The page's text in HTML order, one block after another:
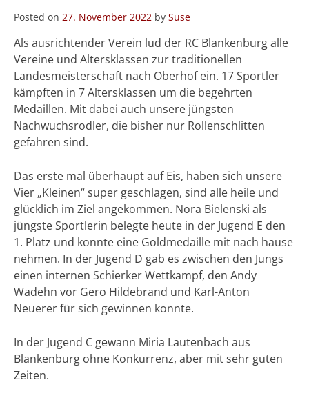
Posted on 27. November 2022 by Suse
Als ausrichtender Verein lud der RC Blankenburg alle
Vereine und Altersklassen zur traditionellen
Landesmeisterschaft nach Oberhof ein. 17 Sportler
kämpften in 7 Altersklassen um die begehrten
Medaillen. Mit dabei auch unsere jüngsten
Nachwuchsrodler, die bisher nur Rollenschlitten
gefahren sind.
Das erste mal überhaupt auf Eis, haben sich unsere
Vier „Kleinen“ super geschlagen, sind alle heile und
glücklich im Ziel angekommen. Nora Bielenski als
jüngste Sportlerin belegte heute in der Jugend E den
1. Platz und konnte eine Goldmedaille mit nach hause
nehmen. In der Jugend D gab es zwischen den Jungs
einen internen Schierker Wettkampf, den Andy
Wadehn vor Gero Hildebrand und Karl-Anton
Neuerer für sich gewinnen konnte.
In der Jugend C gewann Miria Lautenbach aus
Blankenburg ohne Konkurrenz, aber mit sehr guten
Zeiten.